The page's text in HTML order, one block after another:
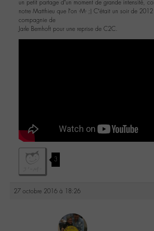
un petit partage d’un moment de grande intensité,
notre Matthieu que l’on -M- ;) C’était un soir de
compagnie de
Jarle Bernhoft pour une reprise de C2C.
3
27 octobre 2016 à 18:26